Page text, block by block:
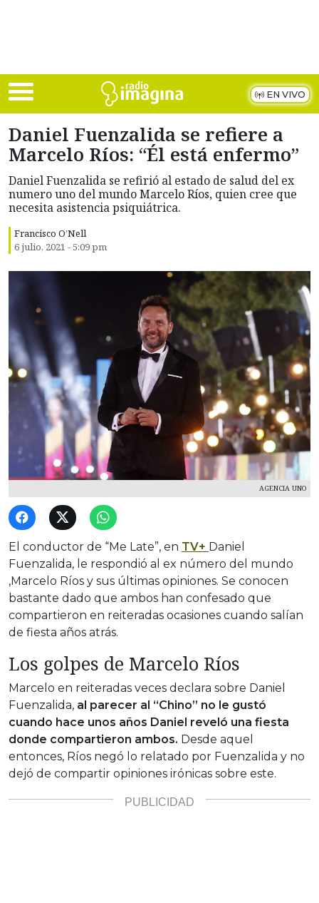
EN VIVO
Daniel Fuenzalida se refiere a
Marcelo Ríos: “Él está enfermo”
Daniel Fuenzalida se refirió al estado de salud del ex
numero uno del mundo Marcelo Ríos, quien cree que
necesita asistencia psiquiátrica.
Francisco O’Nell
6 julio, 2021 - 5:09 pm
AGENCIA UNO
El conductor de “Me Late”, en TV+ Daniel
Fuenzalida, le respondió al ex número del mundo
,Marcelo Ríos y sus últimas opiniones. Se conocen
bastante dado que ambos han confesado que
compartieron en reiteradas ocasiones cuando salían
de fiesta años atrás.
Los golpes de Marcelo Ríos
Marcelo en reiteradas veces declara sobre Daniel
Fuenzalida, al parecer al “Chino” no le gustó
cuando hace unos años Daniel reveló una fiesta
donde compartieron ambos. Desde aquel
entonces, Ríos negó lo relatado por Fuenzalida y no
dejó de compartir opiniones irónicas sobre este.